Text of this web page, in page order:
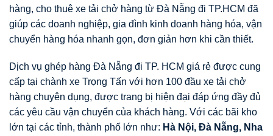
hàng, cho thuê xe tải chở hàng từ Đà Nẵng đi TP.HCM đã
giúp các doanh nghiệp, gia đình kinh doanh hàng hóa, vận
chuyển hàng hóa nhanh gọn, đơn giản hơn khi cần thiết.
Dịch vụ ghép hàng Đà Nẵng đi TP. HCM giá rẻ được cung
cấp tại chành xe Trọng Tấn với hơn 100 đầu xe tải chở
hàng chuyên dụng, được trang bị hiện đại đáp ứng đầy đủ
các yêu cầu vận chuyển của khách hàng. Với các bãi kho
lớn tại các tỉnh, thành phố lớn như: Hà Nội, Đà Nẵng, Nha